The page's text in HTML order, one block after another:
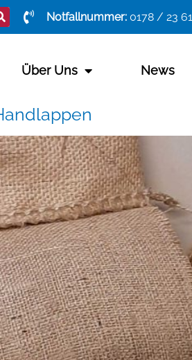
Notfallnummer: 0178 / 23
Über Uns News